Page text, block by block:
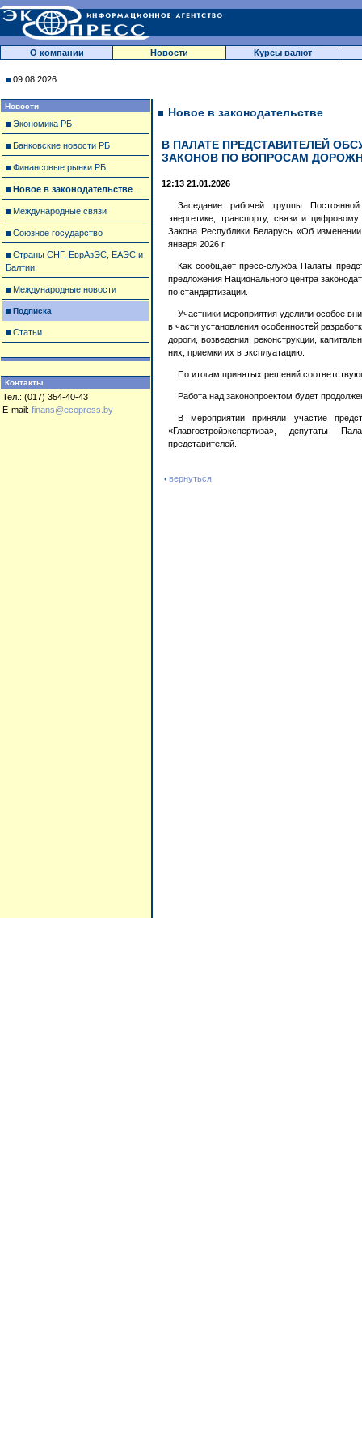
О компании Новости Курсы валют
09.08.2026
Новости
Экономика РБ
Банковские новости РБ
Финансовые рынки РБ
Новое в законодательстве
Международные связи
Союзное государство
Страны СНГ, ЕврАзЭС, ЕАЭС и
Балтии
Международные новости
Подписка
Статьи
Контакты
Тел.: (017) 354-40-43
E-mail: finans@ecopress.by
Новое в законодательстве
В ПАЛАТЕ ПРЕДСТАВИТЕЛЕЙ
ЗАКОНОВ ПО ВОПРОСАМ
12:13 21.01.2026
Заседание рабочей группы
энергетике, транспорту, связи и
Закона Республики Беларусь «Об
января 2026 г.
Как сообщает пресс-служба Палаты
предложения Национального центра
по стандартизации.
Участники мероприятия уделили особое
в части установления особенностей
дороги, возведения, реконструкции,
них, приемки их в эксплуатацию.
По итогам принятых решений
Работа над законопроектом будет
В мероприятии приняли участие
«Главгостройэкспертиза», депутаты
представителей.
вернуться